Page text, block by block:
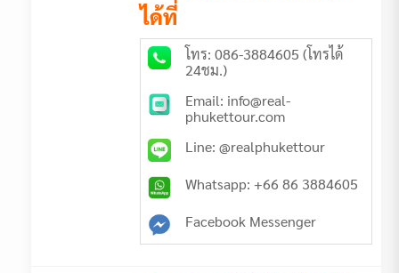
ได้ที่
โทร: 086-3884605 (โทรได้
24ชม.)
Email: info@real-
phukettour.com
Line: @realphukettour
Whatsapp: +66 86 3884605
Facebook Messenger